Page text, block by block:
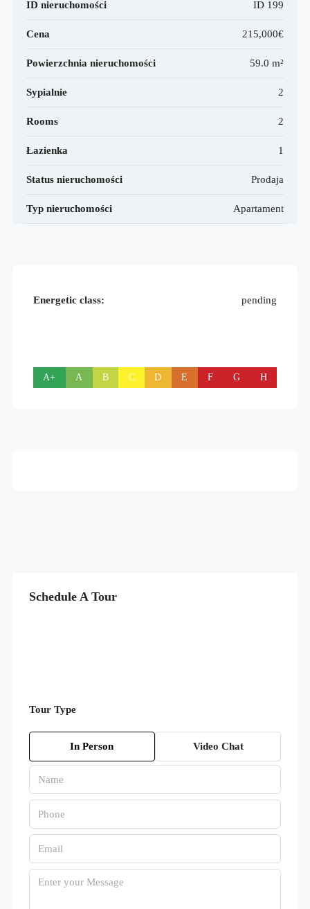
ID nieruchomości ID 199
Cena 215,000€
Powierzchnia nieruchomości 59.0 m²
Sypialnie 2
Rooms 2
Łazienka 1
Status nieruchomości Prodaja
Typ nieruchomości Apartament
Energetic class: pending
A+ A B C D E F G H
Schedule A Tour
Tour Type
In Person Video Chat